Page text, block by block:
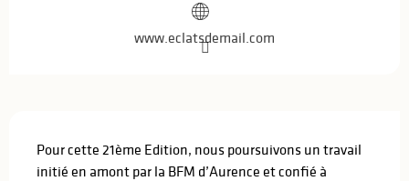
www.eclatsdemail.com
Pour cette 21ème Edition, nous poursuivons un travail
initié en amont par la BFM d’Aurence et confié à